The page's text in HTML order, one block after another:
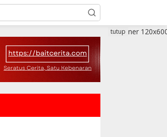
tutup